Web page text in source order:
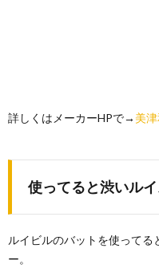
詳しくはメーカーHPで→ 美
使ってると渋いル
ルイビルのバットを使って
ー。